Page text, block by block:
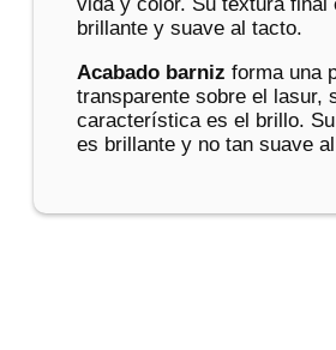
brillante y suave al tacto.
Acabado barniz forma una
transparente sobre el lasur,
característica es el brillo.
es brillante y no tan suave